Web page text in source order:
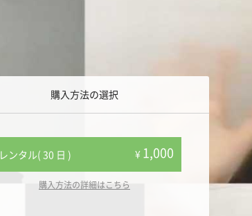
購入方法の選択
レンタル( 30 日 ) ¥ 1,000
購入方法の詳細はこちら